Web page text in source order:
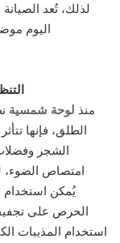
لذلك، تُعد
اليوم
1.
منذ لوحة شمسية
الطلق، فإنها
الشجر
امتصاص الضوء،
يُمكن استخدام
الحرص على
استخدام المذيبات